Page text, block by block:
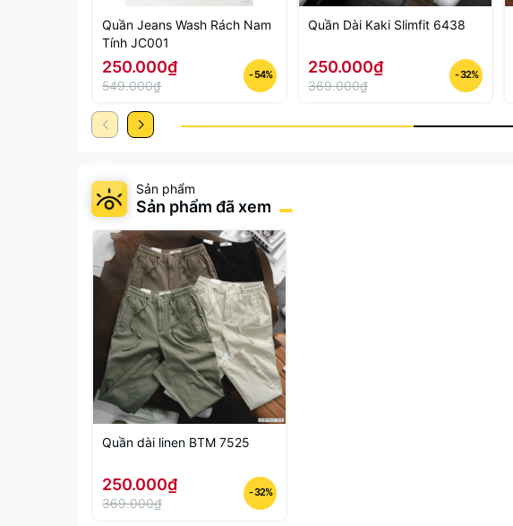
Quần Jeans Wash Rách Nam
Tính JC001
250.000₫
549.000₫
- 54%
Quần Dài Kaki Slimfit 6438
250.000₫
369.000₫
- 32%
Sản phẩm
Sản phẩm đã xem
Quần dài linen BTM 7525
250.000₫
369.000₫
- 32%